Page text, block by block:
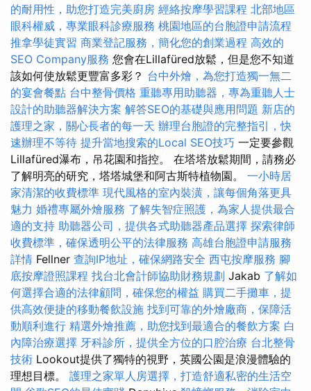
的耐用性，助您打造完美廚房 經絡按摩學習課程 北部地區
眼科權威，專業眼科診療服務 桃園地區的台胞證申請流程
推拿學徒實習 商業登記服務，簡化您的創業過程 高效的
SEO Company服務 您會在Lillafüred放鬆，但是您不知道
該如何使放鬆更豐富多彩？ 台中外燴，為您打造獨一無二
的宴會餐點 台中整骨價格 重聽專用助聽器，專為重聽人士
設計的助聽器解決方案 解答SEO的基礎與應用問題 新店的
護理之家，關心長者的每一天 辦理台胞證的完整指引，快
速辦理不等待 提升當地搜索的Local SEO技巧 一定要參觀
Lillafüred瀑布，吊花園和指控。 在塔塔放鬆期間，請務必
了解明亮的研究，塔塔城堡和阿古斯特植物園。 一小時居
家清潔的收費標準 現代風格的室內裝潢，讓每個角落更具
魅力 婚禮專屬外燴服務 了解失智症照護，為家人提供最合
適的支持 助聽器公司，提供各式助聽器產品選擇 探索律師
收費標準，確保透明公平的法律服務 高雄台胞證申請服務
詳情 Fellner 查詢IP地址，確保網路安全 西屯按摩服務 腳
底按摩證照課程 找台北會計師協助財務規劃 Jakab 了解如
何選擇合適的法律顧問，確保您的權益 購買二手攤車，提
供高效便捷的移動餐飲設施 找到可靠的外燴廠商，保障活
動順利進行 精選外燴推薦，助您找到最適合的餐飲方案 白
內障治療選擇 牙科診所，提供全方位的口腔治療 台北整骨
技術 Lookout提供了獨特的視野，英國公園是浪漫體驗的
理想目標。 護理之家單人房選擇，打造舒適私密的生活空